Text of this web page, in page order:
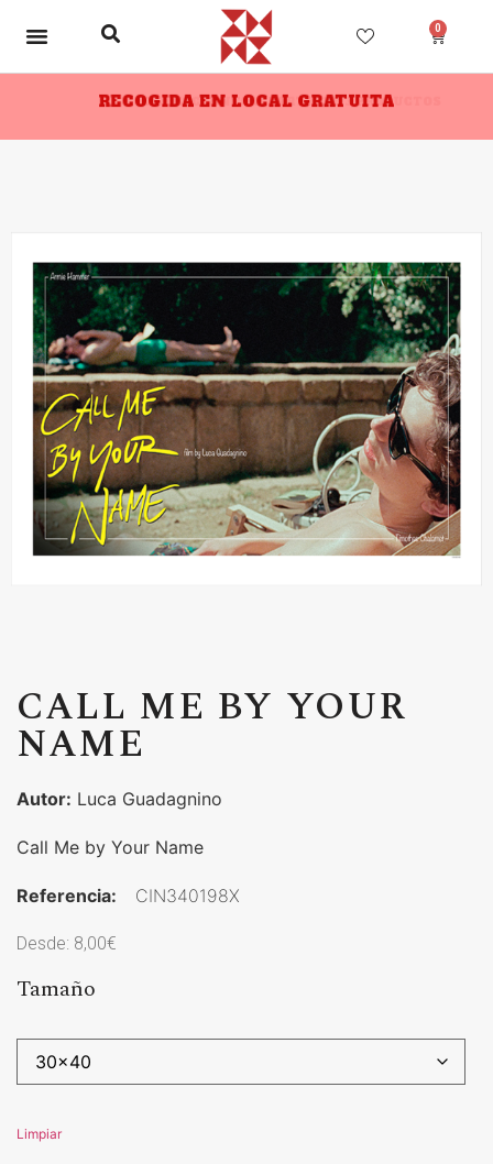
0
RECOGIDA EN LOCAL GRATUITA
CALL ME BY YOUR
NAME
Autor: Luca Guadagnino
Call Me by Your Name
Referencia: CIN340198X
Desde: 8,00€
Tamaño
Limpiar